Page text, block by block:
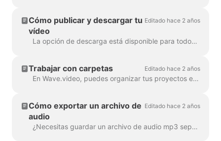
Cómo publicar y descargar tu
vídeo
Editado hace 2 años
La opción de descarga está disponible para todos los usuarios de pago de wave.video. Para descargar tu vídeo tienes que seguir 2 sencillos pasos : Opción A: Paso ...
Trabajar con carpetas Editado hace 2 años
En Wave.video, puedes organizar tus proyectos en carpetas. De esta forma, es más cómodo buscar entre tus proyectos. Para crear una nueva ...
Cómo exportar un archivo de
audio
Editado hace 2 años
¿Necesitas guardar un archivo de audio mp3 separado de tu vídeo para tu podcast, o simplemente quieres utilizarlo como voz en off? ¡Es fácil con wave.video! Primero,...